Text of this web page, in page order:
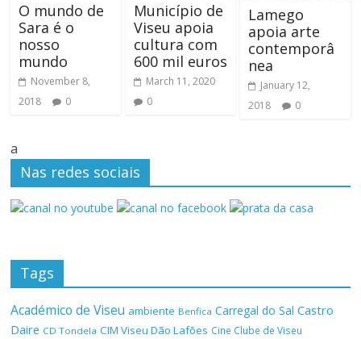
O mundo de
Sara é o
nosso
mundo
November 8,
2018
0
Município de
Viseu apoia
cultura com
600 mil euros
March 11, 2020
0
Lamego
apoia arte
contemporâ
nea
January 12,
2018
0
a
Nas redes sociais
Tags
Académico de Viseu ambiente Benfica Carregal do Sal Castro
Daire CD Tondela CIM Viseu Dão Lafões Cine Clube de Viseu